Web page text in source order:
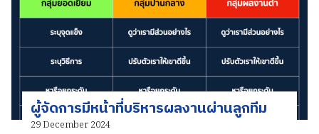
ผู้จัดการมีหน้าที่บริหารผลงานผ่านลูกทีม
29 December 2024